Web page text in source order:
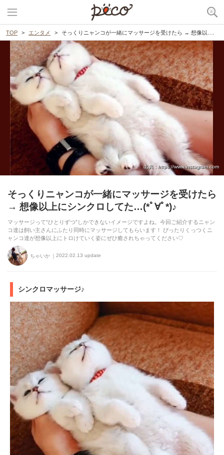
TOP エンタメ そっくりニャンコが一緒にマッサージを受けたら → 想像以上にシンクロしてた…(*ﾟ∀ﾟ*)♪
出典 : https://www.instagram.com
そっくりニャンコが一緒にマッサージを受けたら
→ 想像以上にシンクロしてた…(*ﾟ∀ﾟ*)♪
マッサージって“ひとりずつ”しかできないイメージですよね。今回ご紹介するニャン
コ達は飼い主さんにふたり同時にマッサージしてもらいます！ ぴったりくっつくニ
ャンコ達が想像以上にトロけていく姿にぜひ癒されちゃってください♡
ちゃいか 2022.02.13 update
シンクロマッサージ♪